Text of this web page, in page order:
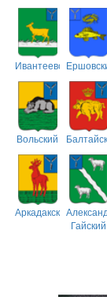
Ивантеевский
Вольский
Аркадакский
Гайский